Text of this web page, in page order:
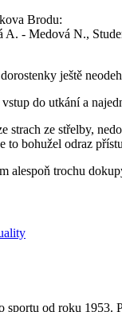
Brodu:
- Medová N.,
ještě
do utkání a
strach ze střelby,
to bohužel odraz
alespoň trochu
sportu od roku 1953.